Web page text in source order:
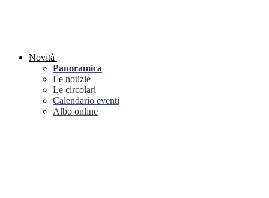
Novità
Panoramica
Le notizie
Le circolari
Calendario eventi
Albo online